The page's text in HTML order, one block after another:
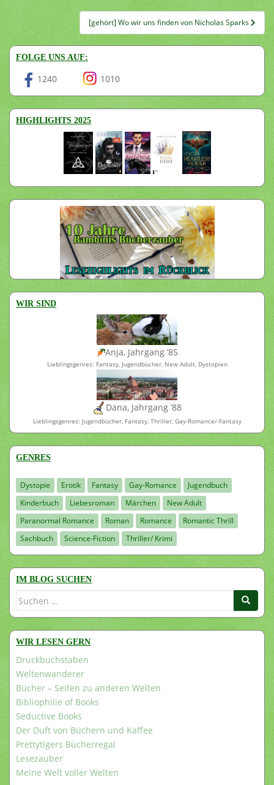
[gehört] Wo wir uns finden von Nicholas Sparks
FOLGE UNS AUF:
1240 1010
HIGHLIGHTS 2025
WIR SIND
Anja, Jahrgang ’85
Lieblingsgenres: Fantasy, Jugendbücher, New Adult, Dystopien
Dana, Jahrgang ’88
Lieblingsgenres: Jugendbücher, Fantasy, Thriller, Gay-Romance/-Fantasy
GENRES
Dystopie Erotik Fantasy Gay-Romance
Jugendbuch
Kinderbuch
Liebesroman Märchen
New Adult
Paranormal Romance
Roman Romance
Romantic Thrill
Sachbuch
Science-Fiction Thriller/ Krimi
IM BLOG SUCHEN
Suchen
WIR LESEN GERN
Druckbuchstaben
Weltenwanderer
Bücher – Seiten zu anderen Welten
Bibliophilie of Books
Seductive Books
Der Duft von Büchern und Kaffee
Prettytigers Bücherregal
Lesezauber
Meine Welt voller Welten